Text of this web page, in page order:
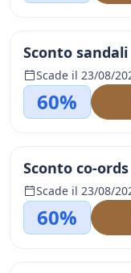
Sconto sandali
Scade il 23/08/
60%
Sconto co-ords
Scade il 23/08/
60%